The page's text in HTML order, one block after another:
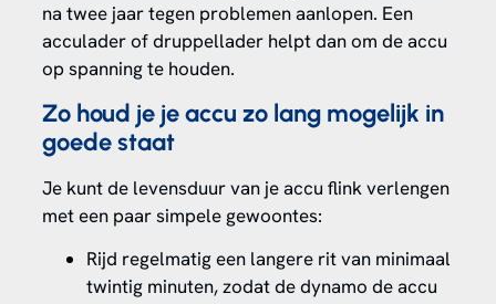
na twee jaar tegen problemen aanlopen. Een
acculader of druppellader helpt dan om de accu
op spanning te houden.
Zo houd je je accu zo lang mogelijk in
goede staat
Je kunt de levensduur van je accu flink verlengen
met een paar simpele gewoontes:
Rijd regelmatig een langere rit van minimaal
twintig minuten, zodat de dynamo de accu